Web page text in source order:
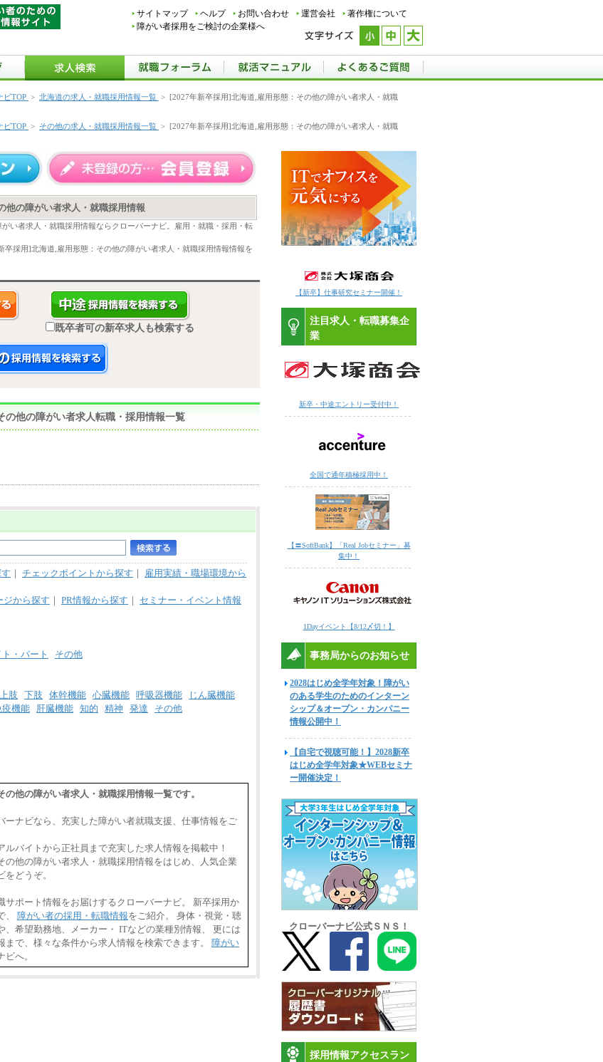
サイトマップ ヘルプ お問い合わせ 運営会社
著作権について
障がい者採用をご検討の企業様へ
ビTOP > 北海道の求人・就職採用情報一覧 > [2027年新卒採用]北海道,雇用形態：その他の障がい者求人・就職
ビTOP > その他の求人・就職採用情報一覧 > [2027年新卒採用]北海道,雇用形態：その他の障がい者求人・就職
他の障がい者求人・就職採用情報
い者求人・就職採用情報ならクローバーナビ。雇用・就職・採用・転
卒採用]北海道,雇用形態：その他の障がい者求人・就職採用情報情報を
既卒者可の新卒求人も検索する
の他の障がい者求人転職・採用情報一覧
｜ チェックポイントから探す ｜ 雇用実績・職場環境から
ジから探す ｜ PR情報から探す ｜ セミナー・イベント情報
・パート その他
上肢 下肢 体幹機能 心臓機能 呼吸器機能
じん臓機能
疫機能 肝臓機能 知的 精神 発達 その他
他の障がい者求人・就職採用情報一覧です。
ーナビなら、充実した障がい者就職支援、仕事情報をご
ルバイトから正社員まで充実した求人情報を掲載中！
の他の障がい者求人・就職採用情報をはじめ、人気企業
どうぞ。
サポート情報をお届けするクローバーナビ。 新卒採用か
、 障がい者の採用・転職情報をご紹介。 身体・視覚・聴
希望勤務地、メーカー・ ITなどの業種別情報、 更には
で、様々な条件から求人情報を検索できます。 障がい
へ。
【新卒】仕事研究セミナー開催！
注目求人・転職募集企
業
新卒・中途エントリー受付中！
全国で通年積極採用中！
【〓SoftBank】「Real Jobセミナー」募
集中！
1Dayイベント【8/12〆切！】
事務局からのお知らせ
2028はじめ全学年対象！障がい
のある学生のためのインターン
シップ＆オープン・カンパニー
情報公開中！
【自宅で視聴可能！】2028新卒
はじめ全学年対象★WEBセミナ
ー開催決定！
クローバーナビ公式ＳＮＳ！
採用情報アクセスラン